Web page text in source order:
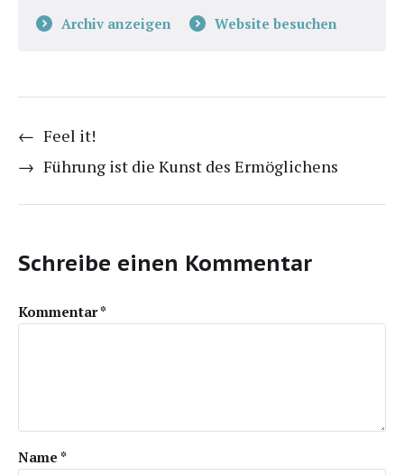
Archiv anzeigen Website besuchen
← Feel it!
→ Führung ist die Kunst des Ermöglichens
Schreibe einen Kommentar
Kommentar*
Name *